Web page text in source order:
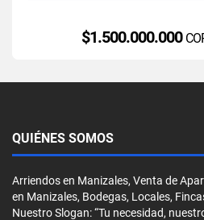
$1.500.000.000
QUIÉNES SOMOS
Arriendos en Manizales, Venta de
en Manizales, Bodegas, Locales,
Nuestro Slogan: “Tu necesidad,